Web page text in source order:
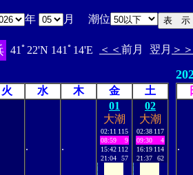
年 月 潮位
41ﾟ22'N 141ﾟ14'E ＜＜ 前月 翌月 ＞＞
火 水 木 金 土
. .
01
大潮
02:11 115
08:59
9
15:42 112
21:04
57
02
大潮
02:38 117
09:30
4
16:19 114
21:37
62
.